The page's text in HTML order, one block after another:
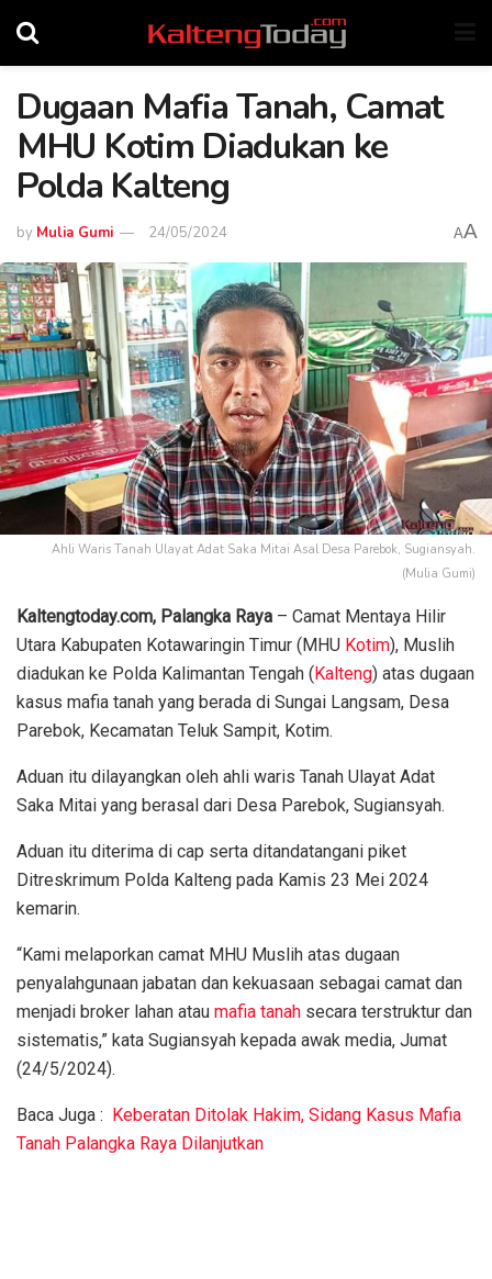
Dugaan Mafia Tanah, Camat
MHU Kotim Diadukan ke
Polda Kalteng
by Mulia Gumi 24/05/2024 AA
Ahli Waris Tanah Ulayat Adat Saka Mitai Asal Desa Parebok, Sugiansyah.
(Mulia Gumi)
Kaltengtoday.com, Palangka Raya – Camat Mentaya Hilir
Utara Kabupaten Kotawaringin Timur (MHU Kotim), Muslih
diadukan ke Polda Kalimantan Tengah (Kalteng) atas dugaan
kasus mafia tanah yang berada di Sungai Langsam, Desa
Parebok, Kecamatan Teluk Sampit, Kotim.
Aduan itu dilayangkan oleh ahli waris Tanah Ulayat Adat
Saka Mitai yang berasal dari Desa Parebok, Sugiansyah.
Aduan itu diterima di cap serta ditandatangani piket
Ditreskrimum Polda Kalteng pada Kamis 23 Mei 2024
kemarin.
“Kami melaporkan camat MHU Muslih atas dugaan
penyalahgunaan jabatan dan kekuasaan sebagai camat dan
menjadi broker lahan atau mafia tanah secara terstruktur dan
sistematis,” kata Sugiansyah kepada awak media, Jumat
(24/5/2024).
Baca Juga : Keberatan Ditolak Hakim, Sidang Kasus Mafia
Tanah Palangka Raya Dilanjutkan